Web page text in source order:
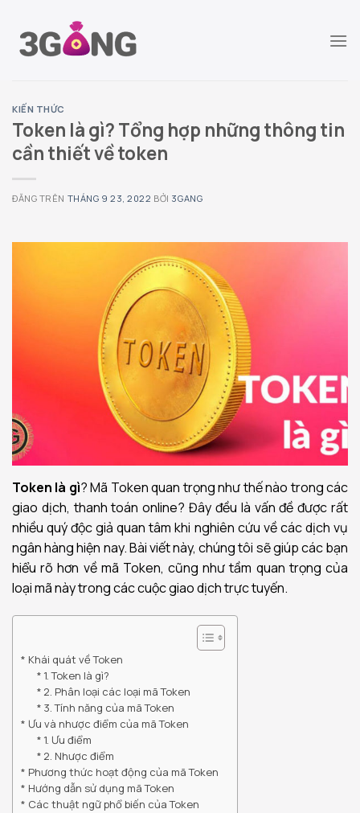
đến
KIẾN THỨC
Token là gì? Tổng hợp những thông tin
cần thiết về token
ĐĂNG TRÊN THÁNG 9 23, 2022 BỞI 3GANG
Token là gì? Mã Token quan trọng như thế nào trong các
giao dịch, thanh toán online? Đây đều là vấn đề được rất
nhiều quý độc giả quan tâm khi nghiên cứu về các dịch vụ
ngân hàng hiện nay. Bài viết này, chúng tôi sẽ giúp các bạn
hiểu rõ hơn về mã Token, cũng như tầm quan trọng của
loại mã này trong các cuộc giao dịch trực tuyến.
Khái quát về Token
1. Token là gì?
2. Phân loại các loại mã Token
3. Tính năng của mã Token
Ưu và nhược điểm của mã Token
1. Ưu điểm
2. Nhược điểm
Phương thức hoạt động của mã Token
Hướng dẫn sử dụng mã Token
Các thuật ngữ phổ biến của Token